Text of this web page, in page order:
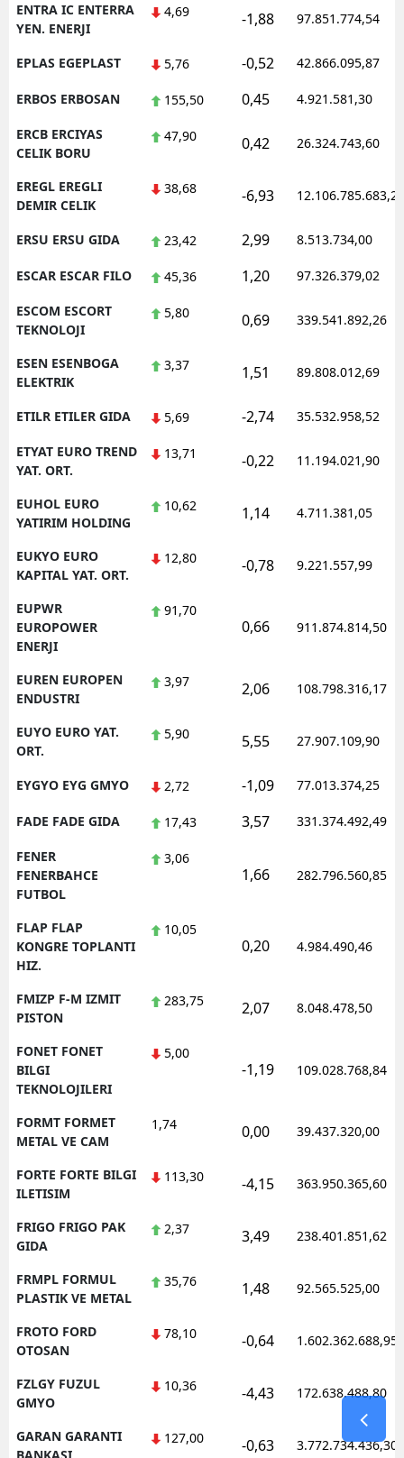
ENTRA IC ENTERRA
YEN. ENERJI
4,69 -1,88 97.851.774,54
EPLAS EGEPLAST 5,76 -0,52 42.866.095,87
ERBOS ERBOSAN 155,50 0,45 4.921.581,30
ERCB ERCIYAS
CELIK BORU
47,90 0,42 26.324.743,60
EREGL EREGLI
DEMIR CELIK
38,68 -6,93 12.106.785.683,20
ERSU ERSU GIDA 23,42 2,99 8.513.734,00
ESCAR ESCAR FILO 45,36 1,20 97.326.379,02
ESCOM ESCORT
TEKNOLOJI
5,80 0,69 339.541.892,26
ESEN ESENBOGA
ELEKTRIK
3,37 1,51 89.808.012,69
ETILR ETILER GIDA 5,69 -2,74 35.532.958,52
ETYAT EURO TREND
YAT. ORT.
13,71 -0,22 11.194.021,90
EUHOL EURO
YATIRIM HOLDING
10,62 1,14 4.711.381,05
EUKYO EURO
KAPITAL YAT. ORT.
12,80 -0,78 9.221.557,99
EUPWR
EUROPOWER
ENERJI
91,70
0,66 911.874.814,50
EUREN EUROPEN
ENDUSTRI
3,97 2,06 108.798.316,17
EUYO EURO YAT.
ORT.
5,90 5,55 27.907.109,90
EYGYO EYG GMYO 2,72 -1,09 77.013.374,25
FADE FADE GIDA 17,43 3,57 331.374.492,49
FENER
FENERBAHCE
FUTBOL
3,06
1,66 282.796.560,85
FLAP FLAP
KONGRE TOPLANTI
HIZ.
10,05
0,20 4.984.490,46
FMIZP F-M IZMIT
PISTON
283,75 2,07 8.048.478,50
FONET FONET
BILGI
TEKNOLOJILERI
5,00
-1,19 109.028.768,84
FORMT FORMET
METAL VE CAM
1,74 0,00 39.437.320,00
FORTE FORTE BILGI
ILETISIM
113,30 -4,15 363.950.365,60
FRIGO FRIGO PAK
GIDA
2,37 3,49 238.401.851,62
FRMPL FORMUL
PLASTIK VE METAL
35,76 1,48 92.565.525,00
FROTO FORD
OTOSAN
78,10 -0,64 1.602.362.688,95
FZLGY FUZUL
GMYO
10,36 -4,43 172.638.488,80
GARAN GARANTI
127,00 -0,63 3.772.734.436,30